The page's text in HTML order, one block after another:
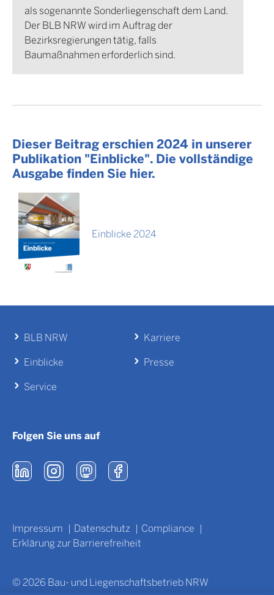
als sogenannte Sonderliegenschaft dem Land.
Der BLB NRW wird im Auftrag der
Bezirksregierungen tätig, falls
Baumaßnahmen erforderlich sind.
Dieser Beitrag erschien 2024 in unserer
Publikation "Einblicke". Die vollständige
Ausgabe finden Sie hier.
Einblicke 2024
BLB NRW
Einblicke
Service
Karriere
Presse
Folgen Sie uns auf
Impressum Datenschutz
Compliance
Erklärung zur Barrierefreiheit
© 2026 Bau- und Liegenschaftsbetrieb NRW